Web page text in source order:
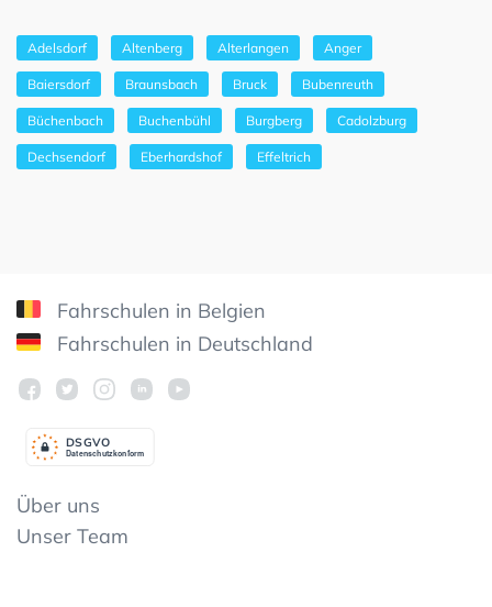
Adelsdorf Altenberg Alterlangen Anger
Baiersdorf Braunsbach Bruck Bubenreuth
Büchenbach Buchenbühl Burgberg Cadolzburg
Dechsendorf Eberhardshof Effeltrich
Fahrschulen in Belgien
Fahrschulen in Deutschland
Datenschutzkonform
DSGVO
Über uns
Unser Team